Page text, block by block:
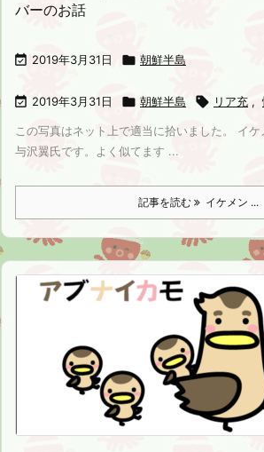
バーのお話
 2019年3月31日  朝鮮半島
 2019年3月31日  朝鮮半島  リア充 ,
この写真はネット上で適当に拾いました。 イ
与沢翼氏です。よく似てます ...
記事を読む イケメン ...